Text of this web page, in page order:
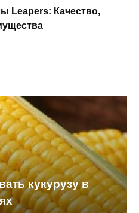
Leapers: Качество,
кукурузу в